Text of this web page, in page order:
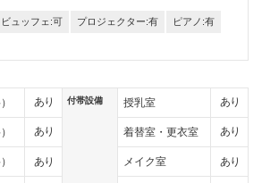
ュッフェ:可 プロジェクター:有 ピアノ:有
あり
あり
あり
付帯設備 授乳室 あり
着替室・更衣室 あり
メイク室 あり